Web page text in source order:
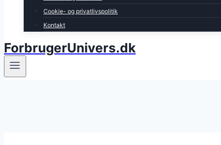
Cookie- og privatlivspolitik
Kontakt
ForbrugerUnivers.dk